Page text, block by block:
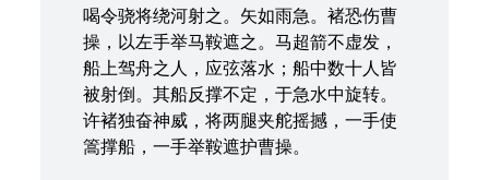
喝令骁将绕河射之。矢如雨急。褚恐伤曹
操，以左手举马鞍遮之。马超箭不虚发，
船上驾舟之人，应弦落水；船中数十人皆
被射倒。其船反撑不定，于急水中旋转。
许褚独奋神威，将两腿夹舵摇撼，一手使
篙撑船，一手举鞍遮护曹操。